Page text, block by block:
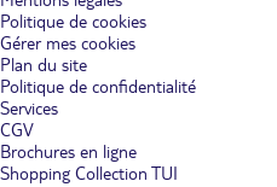
Politique de cookies
Gérer mes cookies
Plan du site
Politique de confidentialité
Services
CGV
Brochures en ligne
Shopping Collection TUI